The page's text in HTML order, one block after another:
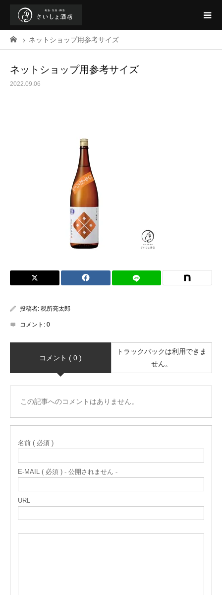
ネットショップ用参考サイズ
ネットショップ用参考サイズ
2022.09.06
投稿者: 税所亮太郎
コメント: 0
コメント ( 0 )
トラックバックは利用できま
せん。
この記事へのコメントはありません。
名前 ( 必須 )
E-MAIL ( 必須 ) - 公開されません -
URL